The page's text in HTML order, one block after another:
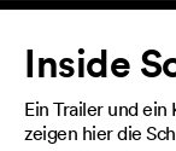
Impressum
Datenschutz
Inside
Ein Trailer und
zeigen hier die